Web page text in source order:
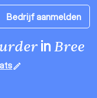
Bedrijf aanmelden
inBree
edit